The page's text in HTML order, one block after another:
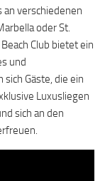
an verschiedenen
oder St.
Club bietet ein
und
Gäste, die ein
Luxusliegen
sich an den